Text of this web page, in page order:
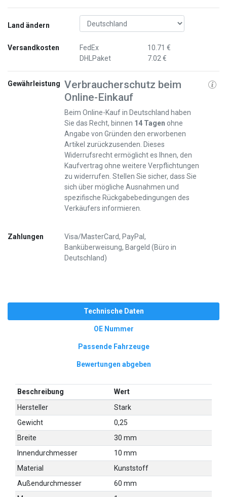
Land ändern
Versandkosten
FedEx
DHLPaket
10.71 €
7.02 €
Gewährleistung Verbraucherschutz beim
Online-Einkauf
Beim Online-Kauf in Deutschland haben
Sie das Recht, binnen 14 Tagen ohne
Angabe von Gründen den erworbenen
Artikel zurückzusenden. Dieses
Widerrufsrecht ermöglicht es Ihnen, den
Kaufvertrag ohne weitere Verpflichtungen
zu widerrufen. Stellen Sie sicher, dass Sie
sich über mögliche Ausnahmen und
spezifische Rückgabebedingungen des
Verkäufers informieren.
Zahlungen
Visa/MasterCard, PayPal,
Banküberweisung, Bargeld (Büro in
Deutschland)
Technische Daten
OE Nummer
Passende Fahrzeuge
Bewertungen abgeben
Beschreibung
Wert
Hersteller
Stark
Gewicht
0,25
Breite
30 mm
Innendurchmesser
10 mm
Material
Kunststoff
Außendurchmesser
60 mm